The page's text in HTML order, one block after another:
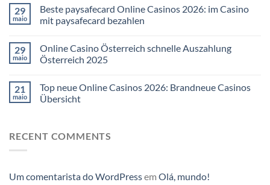
29
maio
Beste paysafecard Online Casinos 2026: im Casino
mit paysafecard bezahlen
29
maio
Online Casino Österreich schnelle Auszahlung
Österreich 2025
21
maio
Top neue Online Casinos 2026: Brandneue Casinos
Übersicht
RECENT COMMENTS
Um comentarista do WordPressem Olá, mundo!